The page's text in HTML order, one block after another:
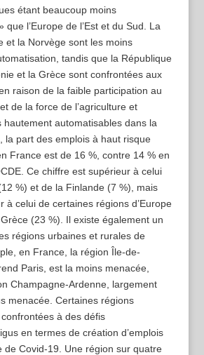
étant beaucoup moins
que l’Europe de l’Est et du Sud. La
et la Norvège sont les moins
tandis que la République
et la Grèce sont confrontées aux
raison de la faible participation au
de la force de l’agriculture et
hautement automatisables dans la
la part des emplois à haut risque
France est de 16 %, contre 14 % en
Ce chiffre est supérieur à celui
%) et de la Finlande (7 %), mais
à celui de certaines régions d’Europe
(23 %). Il existe également un
régions urbaines et rurales de
en France, la région Île-de-
Paris, est la moins menacée,
Champagne-Ardenne, largement
menacée. Certaines régions
à des défis
en termes de création d’emplois
de Covid-19. Une région sur quatre